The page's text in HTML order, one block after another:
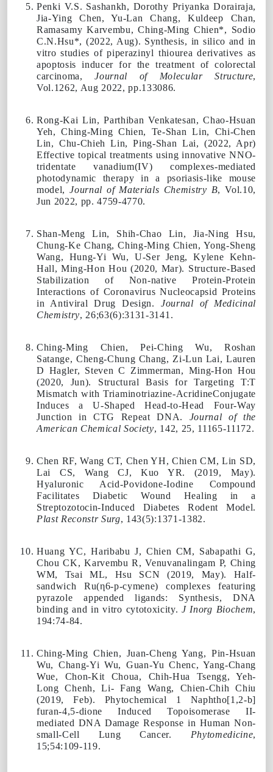
Penki V.S. Sashankh, Dorothy Priyanka Dorairaja,
Jia-Ying Chen, Yu-Lan Chang, Kuldeep Chan,
Ramasamy Karvembu,Ching-Ming Chien*, Sodio
C.N.Hsu*, (2022, Aug). Synthesis, in silico and in
vitro studies of piperazinyl thiourea derivatives as
apoptosis inducer for the treatment of colorectal
carcinoma,
Journal of Molecular Structure,
Vol.1262, Aug 2022, pp.133086.
Rong-Kai Lin, Parthiban Venkatesan, Chao-Hsuan
Yeh, Ching-Ming Chien, Te-Shan Lin, Chi-Chen
Lin, Chu-Chieh Lin, Ping-Shan Lai, (2022, Apr)
Effective topical treatments using innovative NNO-
tridentate vanadium(IV) complexes-mediated
photodynamic therapy in a psoriasis-like mouse
model,Journal of Materials Chemistry B, Vol.10,
Jun 2022, pp. 4759-4770.
Shan-Meng Lin, Shih-Chao Lin, Jia-Ning Hsu,
Chung-Ke Chang,Ching-Ming Chien, Yong-Sheng
Wang, Hung-Yi Wu, U-Ser Jeng, Kylene Kehn-
Hall, Ming-Hon Hou (2020, Mar). Structure-Based
Stabilization of Non-native Protein-Protein
Interactions of Coronavirus Nucleocapsid Proteins
in Antiviral Drug Design. Journal of Medicinal
Chemistry, 26;63(6):3131-3141.
Ching-Ming Chien, Pei-Ching Wu, Roshan
Satange, Cheng-Chung Chang, Zi-Lun Lai, Lauren
D Hagler, Steven C Zimmerman, Ming-Hon Hou
(2020, Jun). Structural Basis for Targeting T:T
Mismatch with Triaminotriazine-AcridineConjugate
Induces a U-Shaped Head-to-Head Four-Way
Junction in CTG Repeat DNA. Journal of the
American Chemical Society, 142, 25, 11165-11172.
Chen RF, Wang CT, Chen YH,Chien CM, Lin SD,
Lai CS, Wang CJ, Kuo YR. (2019, May).
Hyaluronic Acid-Povidone-Iodine Compound
Facilitates Diabetic Wound Healing in a
Streptozotocin-Induced Diabetes Rodent Model.
Plast Reconstr Surg, 143(5):1371-1382.
Huang YC, Haribabu J, Chien CM, Sabapathi G,
Chou CK, Karvembu R, Venuvanalingam P, Ching
WM, Tsai ML, Hsu SCN (2019,
May). Half-
sandwich Ru(η6-p-cymene) complexes featuring
pyrazole appended ligands: Synthesis, DNA
binding and in vitro cytotoxicity.J Inorg Biochem,
194:74-84.
Ching-Ming Chien, Juan-Cheng Yang, Pin-Hsuan
Wu, Chang-Yi Wu, Guan-Yu Chenc, Yang-Chang
Wue, Chon-Kit Choua, Chih-Hua Tsengg, Yeh-
Long Chenh, Li- Fang Wang, Chien-Chih Chiu
(2019, Feb). Phytochemical 1 Naphtho[1,2-b]
furan-4,5-dione Induced Topoisomerase II-
mediated DNA Damage Response in Human Non-
small-Cell Lung Cancer. Phytomedicine,
15;54:109-119.